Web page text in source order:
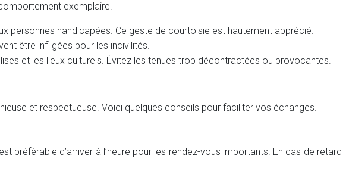
exemplaire.
personnes handicapées. Ce geste de courtoisie est hautement apprécié.
être infligées pour les incivilités.
et les lieux culturels. Évitez les tenues trop décontractées ou provocantes.
et respectueuse. Voici quelques conseils pour faciliter vos échanges.
d’arriver à l’heure pour les rendez-vous importants. En cas de retard